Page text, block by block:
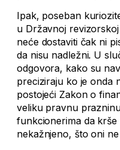
Ipak, poseban
u Državnoj
neće dostaviti čak ni
da nisu nadležni. U
odgovora, kako su
preciziraju ko je onda
postojeći Zakon o
veliku pravnu
funkcionerima da
nekažnjeno, što oni